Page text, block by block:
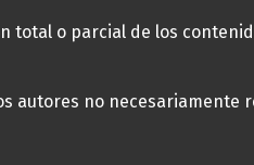
total o parcial de los
autores no necesariamente